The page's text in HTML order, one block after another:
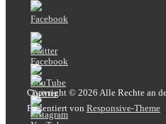
Copyright © 2026 Alle Rechte an
Präsentiert von Responsive-Theme